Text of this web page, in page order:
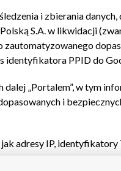
Biuro reklamy
i zbierania
S.A. w likwidacji
zautomatyzowanego
identyfikatora PPID do
dalej „Portalem”, w tym
i
adresy IP,